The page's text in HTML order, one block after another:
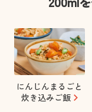
にんじんまるごと
炊き込みご飯